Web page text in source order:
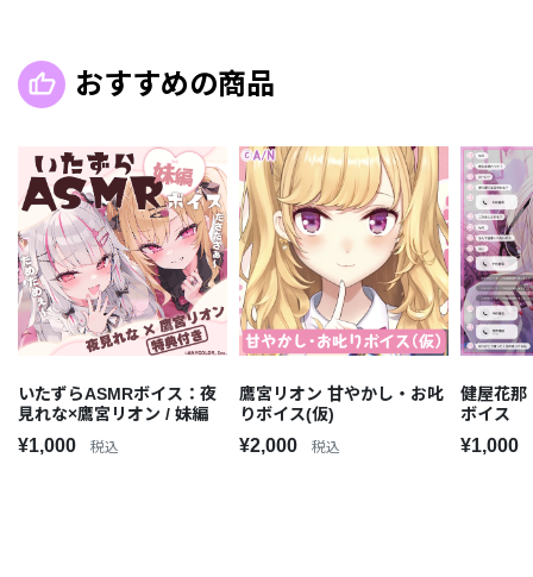
おすすめの商品
いたずらASMRボイス：夜
見れな×鷹宮リオン / 妹編
¥1,000 税込
鷹宮リオン 甘やかし・お叱
りボイス(仮)
¥2,000 税込
健屋花那
ボイス
¥1,000